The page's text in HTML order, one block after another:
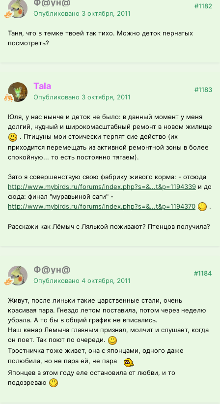
Ф@ун@
Опубликовано 3 октября, 2011
#1182
Таня, что в темке твоей так тихо. Можно деток пернатых
посмотреть?
Tala
Опубликовано 3 октября, 2011
#1183
Юля, у нас нынче и деток не было: в данный момент у меня
долгий, нудный и широкомасштабный ремонт в новом жилище
. Птицуны мои стоически терпят сие действо (их
приходится перемещать из активной ремонтной зоны в более
спокойную... то есть постоянно тягаем).
Зато я совершенствую свою фабрику живого корма: - отсюда
http://www.mybirds.ru/forums/index.php?s=&...t&p=1194339 и до
сюда: финал "муравьиной саги" -
http://www.mybirds.ru/forums/index.php?s=&...t&p=1194370
.
Расскажи как Лёмыч с Лялькой поживают? Птенцов получила?
Ф@ун@
Опубликовано 4 октября, 2011
#1184
Живут, после линьки такие царственные стали, очень
красивая пара. Гнездо летом поставила, потом через неделю
убрала. А то бы в общий график не вписались.
Наш кенар Лемыча главным признал, молчит и слушает, когда
он поет. Так поют по очереди.
Тростничка тоже живет, она с японцами, одного даже
полюбила, но не пара ей, не пара
Японцев в этом году еле остановила от любви, и то
подозреваю